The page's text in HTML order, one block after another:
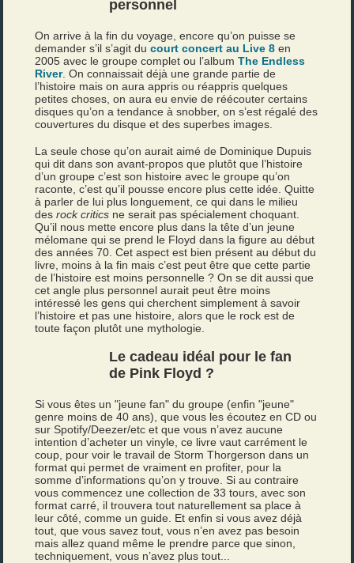
personnel
On arrive à la fin du voyage, encore qu’on puisse se
demander s’il s’agit ducourt concert au Live 8 en
2005 avec le groupe complet ou l’albumThe Endless
River. On connaissait déjà une grande partie de
l’histoire mais on aura appris ou réappris quelques
petites choses, on aura eu envie de réécouter certains
disques qu’on a tendance à snobber, on s’est régalé des
couvertures du disque et des superbes images.
La seule chose qu’on aurait aimé de Dominique Dupuis
qui dit dans son avant-propos que plutôt que l’histoire
d’un groupe c’est son histoire avec le groupe qu’on
raconte, c’est qu’il pousse encore plus cette idée. Quitte
à parler de lui plus longuement, ce qui dans le milieu
desrock critics ne serait pas spécialement choquant.
Qu’il nous mette encore plus dans la tête d’un jeune
mélomane qui se prend le Floyd dans la figure au début
des années 70. Cet aspect est bien présent au début du
livre, moins à la fin mais c’est peut être que cette partie
de l’histoire est moins personnelle ? On se dit aussi que
cet angle plus personnel aurait peut être moins
intéressé les gens qui cherchent simplement à savoir
l’histoire et pas une histoire, alors que le rock est de
toute façon plutôt une mythologie.
Le cadeau idéal pour le fan
de Pink Floyd ?
Si vous êtes un "jeune fan" du groupe (enfin "jeune"
genre moins de 40 ans), que vous les écoutez en CD ou
sur Spotify/Deezer/etc et que vous n’avez aucune
intention d’acheter un vinyle, ce livre vaut carrément le
coup, pour voir le travail de Storm Thorgerson dans un
format qui permet de vraiment en profiter, pour la
somme d’informations qu’on y trouve. Si au contraire
vous commencez une collection de 33 tours, avec son
format carré, il trouvera tout naturellement sa place à
leur côté, comme un guide. Et enfin si vous avez déjà
tout, que vous savez tout, vous n’en avez pas besoin
mais allez quand même le prendre parce que sinon,
techniquement, vous n’avez plus tout...